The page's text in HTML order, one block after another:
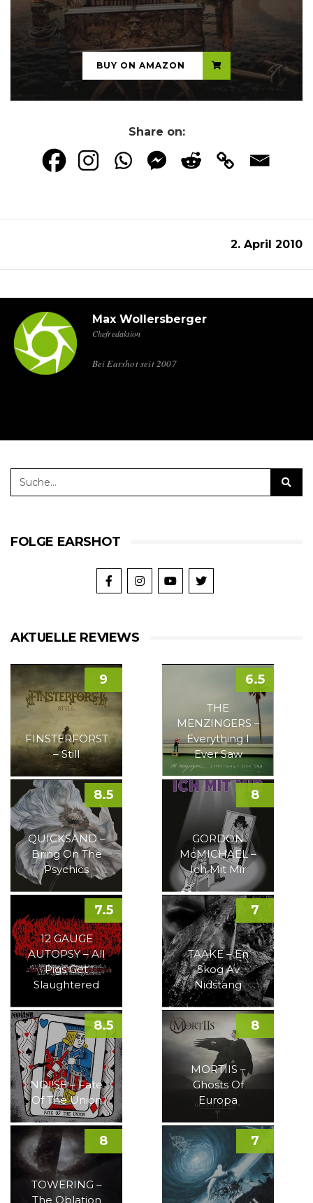
...
BUY ON AMAZON
Share on:
2. April 2010
Max Wollersberger
Chefredaktion
Bei Earshot seit 2007
FOLGE EARSHOT
AKTUELLE REVIEWS
FINSTERFORST
– Still
9
THE
MENZINGERS –
Everything I
Ever Saw
6.5
QUICKSAND –
Bring On The
Psychics
8.5
GORDON
McMICHAEL –
Ich Mit Mir
8
12 GAUGE
AUTOPSY – All
Pigs Get
Slaughtered
7.5
TAAKE – En
Skog Av
Nidstang
7
NOI!SE – Fate
Of The Union
8.5
MORTIIS –
Ghosts Of
Europa
8
TOWERING –
The Oblation
8 7